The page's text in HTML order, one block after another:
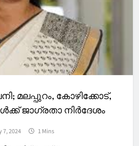
മലപ്പുറം, കോഴിക്കോട്,
ജാഗ്രതാ നിര്‍ദേശം
7, 2024 1 Mins